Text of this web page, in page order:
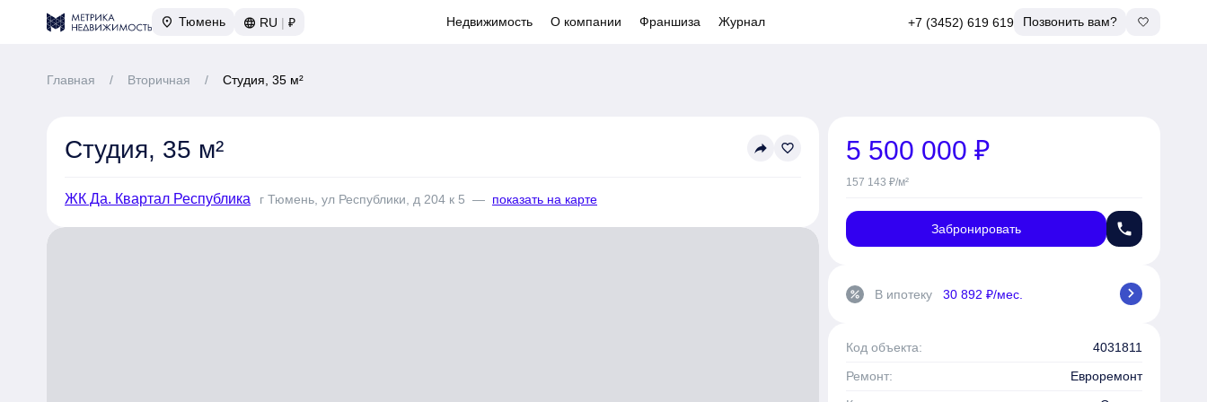
Тюмень RU | ₽ Недвижимость О компании Франшиза Журнал +7 (3452) 619 619 Позвонить вам?
Главная / Вторичная / Студия, 35 м²
Студия, 35 м² reply favorite_border
ЖК Да. Квартал Республика г Тюмень, ул Республики, д 204 к 5 — показать на карте
5 500 000 ₽
157 143 ₽/м²
Забронировать phone
percent В ипотеку 30 892 ₽/мес. chevron_right
Код объекта:
4031811
Ремонт:
Евроремонт